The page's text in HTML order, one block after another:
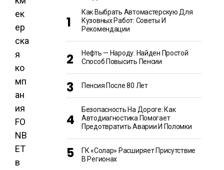
ек
ер
ска
я
ко
мп
ан
ия
FO
NB
ET
в
Как Выбрать Автомастерскую Для
Кузовных Работ: Советы И
Рекомендации
Нефть — Народу. Найден Простой
Способ Повысить Пенсии
Пенсия После 80 Лет
Безопасность На Дороге: Как
Автодиагностика Помогает
Предотвратить Аварии И Поломки
ГК «Солар» Расширяет Присутствие
В Регионах